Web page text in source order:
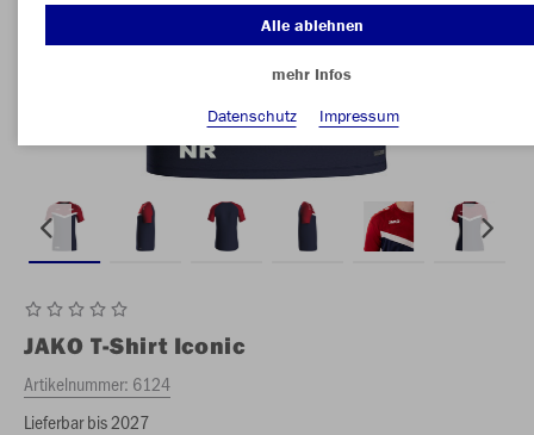
JAKO T-Shirt Iconic
Artikelnummer: 6124
Lieferbar bis 2027
Alle ablehnen
mehr Infos
Datenschutz
Impressum